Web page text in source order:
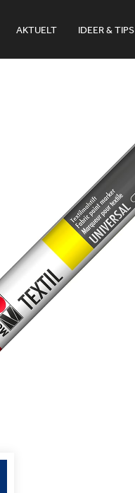
AKTUELT IDEER & TIPS